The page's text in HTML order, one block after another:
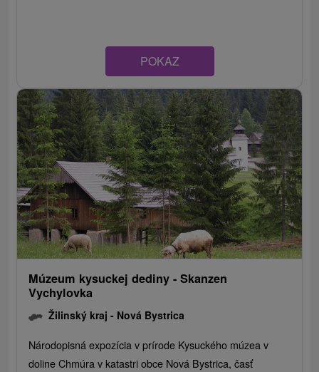
POKAZ
Múzeum kysuckej dediny - Skanzen
Vychylovka
Žilinský kraj - Nová Bystrica
Národopisná expozícia v prírode Kysuckého múzea v
doline Chmúra v katastri obce Nová Bystrica, časť